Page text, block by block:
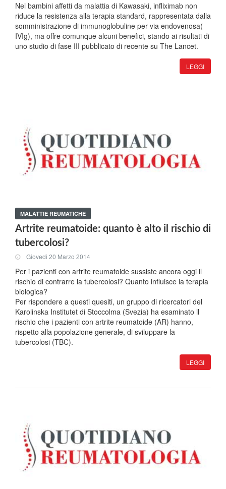
Nei bambini affetti da malattia di Kawasaki, infliximab non
riduce la resistenza alla terapia standard, rappresentata dalla
somministrazione di immunoglobuline per via endovenosa(
IVIg), ma offre comunque alcuni benefici, stando ai risultati di
uno studio di fase III pubblicato di recente su The Lancet.
LEGGI
MALATTIE REUMATICHE
Artrite reumatoide: quanto è alto il rischio di
tubercolosi?
Giovedi 20 Marzo 2014
Per i pazienti con artrite reumatoide sussiste ancora oggi il
rischio di contrarre la tubercolosi? Quanto influisce la terapia
biologica?
Per rispondere a questi quesiti, un gruppo di ricercatori del
Karolinska Institutet di Stoccolma (Svezia) ha esaminato il
rischio che i pazienti con artrite reumatoide (AR) hanno,
rispetto alla popolazione generale, di sviluppare la
tubercolosi (TBC).
LEGGI